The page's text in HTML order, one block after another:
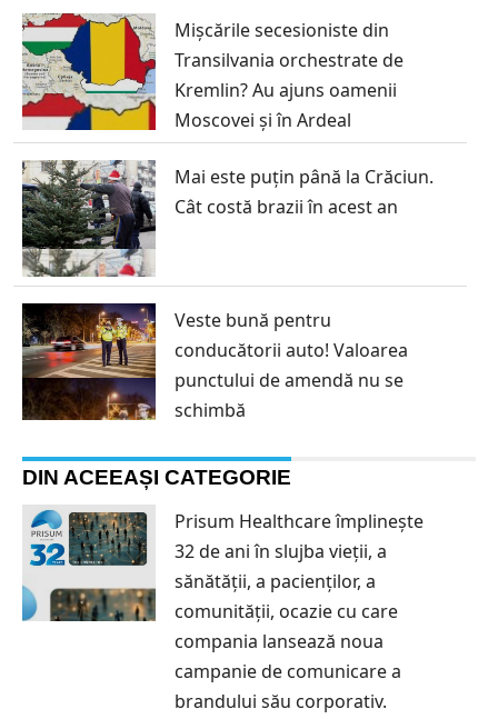
Mișcările secesioniste din
Transilvania orchestrate de
Kremlin? Au ajuns oamenii
Moscovei și în Ardeal
Mai este puțin până la Crăciun.
Cât costă brazii în acest an
Veste bună pentru
conducătorii auto! Valoarea
punctului de amendă nu se
schimbă
DIN ACEEAȘI CATEGORIE
Prisum Healthcare împlinește
32 de ani în slujba vieții, a
sănătății, a pacienților, a
comunității, ocazie cu care
compania lansează noua
campanie de comunicare a
brandului său corporativ.